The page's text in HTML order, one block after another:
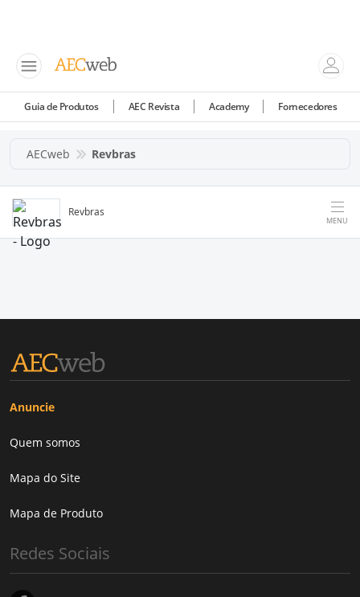
Guia de Produtos AEC Revista Academy Fornecedores
AECweb Revbras
Revbras
MENU
Anuncie
Quem somos
Mapa do Site
Mapa de Produto
Redes Sociais